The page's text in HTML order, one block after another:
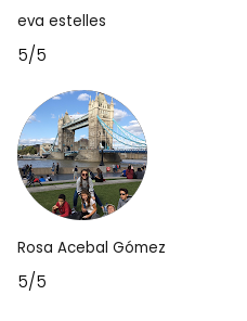
eva estelles
5/5
Rosa Acebal Gómez
5/5